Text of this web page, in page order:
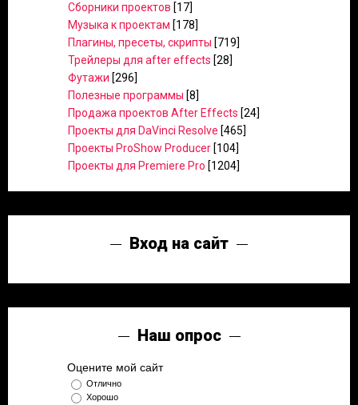
Сборники проектов [17]
Музыка к проектам [178]
Плагины, пресеты, скрипты [719]
Трейлеры для after effects [28]
Футажи [296]
Полезные программы [8]
Продажа проектов After Effects [24]
Проекты для DaVinci Resolve [465]
Проекты ProShow Producer [104]
Проекты для Premiere Pro [1204]
Вход на сайт
Наш опрос
Оцените мой сайт
Отлично
Хорошо